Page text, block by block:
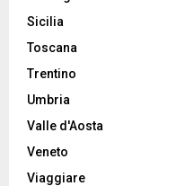
Sicilia
Toscana
Trentino
Umbria
Valle d'Aosta
Veneto
Viaggiare